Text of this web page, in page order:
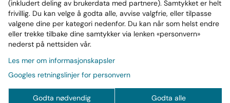
For important informationabout PreWorkout Powder
that has becomehard and clumpy,for english click
here.
Produsent
Viktig informasjon
(inkludert deling av brukerdata med partnere). Samtykket er helt
frivillig. Du kan velge å godta alle, avvise valgfrie, eller tilpasse
valgene dine per kategori nedenfor. Du kan når som helst endre
eller trekke tilbake dine samtykker via lenken «personvern»
nederst på nettsiden vår.
Les mer om informasjonskapsler
Googles retningslinjer for personvern
Godta nødvendig Godta alle